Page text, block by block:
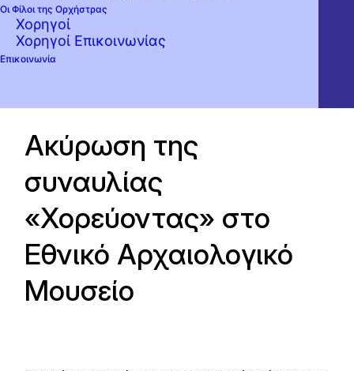
Οι Φίλοι της Ορχήστρας
Χορηγοί
Χορηγοί Επικοινωνίας
Επικοινωνία
Ακύρωση της
συναυλίας
«Χορεύοντας» στο
Εθνικό Αρχαιολογικό
Μουσείο